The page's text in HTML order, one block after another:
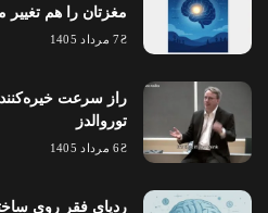
مغزتان را هم تغییر
7 مرداد 1405
راز سرعت
توروالدز
6 مرداد 1405
ردپای فقر روی